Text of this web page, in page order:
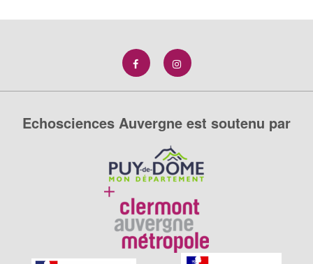
Echosciences Auvergne est soutenu par